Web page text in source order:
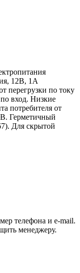
12B, 1А
перегрузки по току
вход. Низкие
потребителя от
Герметичный
Для скрытой
телефона и e-mail.
менеджеру.